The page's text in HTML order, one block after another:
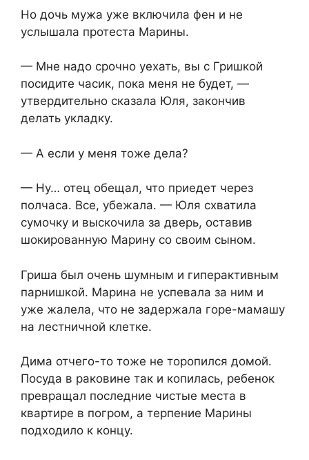
Но дочь мужа уже включила фен и не
услышала протеста Марины.
— Мне надо срочно уехать, вы с Гришкой
посидите часик, пока меня не будет, —
утвердительно сказала Юля, закончив
делать укладку.
— А если у меня тоже дела?
— Ну… отец обещал, что приедет через
полчаса. Все, убежала. — Юля схватила
сумочку и выскочила за дверь, оставив
шокированную Марину со своим сыном.
Гриша был очень шумным и гиперактивным
парнишкой. Марина не успевала за ним и
уже жалела, что не задержала горе-мамашу
на лестничной клетке.
Дима отчего-то тоже не торопился домой.
Посуда в раковине так и копилась, ребенок
превращал последние чистые места в
квартире в погром, а терпение Марины
подходило к концу.